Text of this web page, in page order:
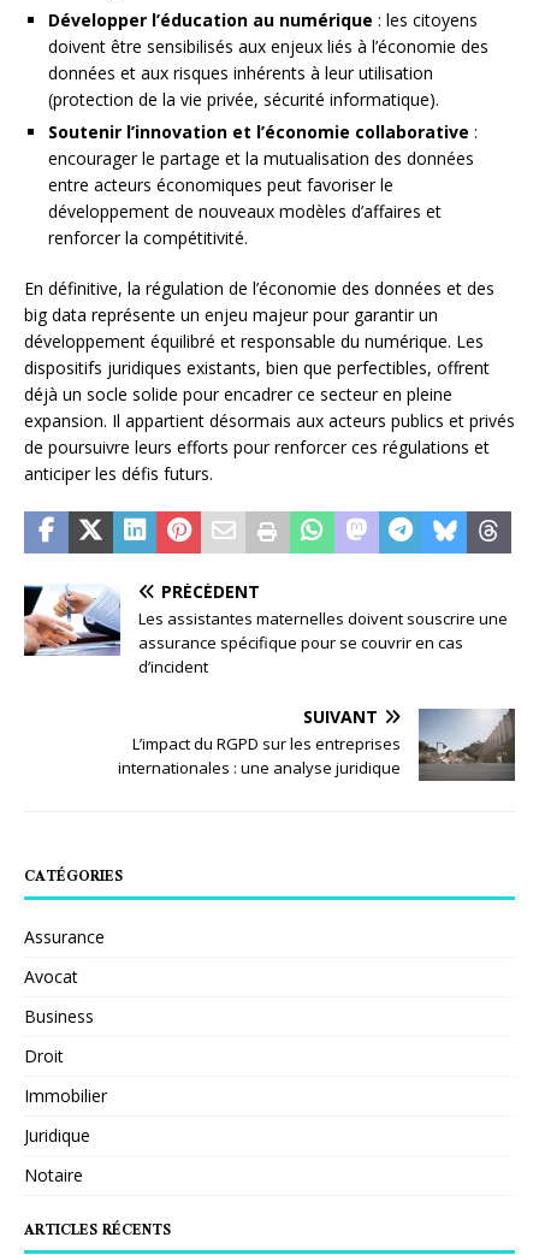
Développer l’éducation au numérique : les citoyens
doivent être sensibilisés aux enjeux liés à l’économie des
données et aux risques inhérents à leur utilisation
(protection de la vie privée, sécurité informatique).
Soutenir l’innovation et l’économie collaborative :
encourager le partage et la mutualisation des données
entre acteurs économiques peut favoriser le
développement de nouveaux modèles d’affaires et
renforcer la compétitivité.
En définitive, la régulation de l’économie des données et des
big data représente un enjeu majeur pour garantir un
développement équilibré et responsable du numérique. Les
dispositifs juridiques existants, bien que perfectibles, offrent
déjà un socle solide pour encadrer ce secteur en pleine
expansion. Il appartient désormais aux acteurs publics et privés
de poursuivre leurs efforts pour renforcer ces régulations et
anticiper les défis futurs.
PRÉCÉDENT
Les assistantes maternelles doivent souscrire une
assurance spécifique pour se couvrir en cas
d’incident
SUIVANT
L’impact du RGPD sur les entreprises
internationales : une analyse juridique
CATÉGORIES
Assurance
Avocat
Business
Droit
Immobilier
Juridique
Notaire
ARTICLES RÉCENTS